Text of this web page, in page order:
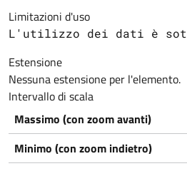
Limitazioni d'uso
L'utilizzo dei dati è
Estensione
Nessuna estensione per l'elemento.
Intervallo di scala
Massimo (con zoom avanti)
Minimo (con zoom indietro)